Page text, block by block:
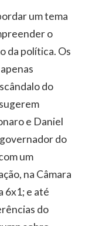
um tema
o
da política. Os
do
e Daniel
do
um
na Câmara
6x1; e até
do